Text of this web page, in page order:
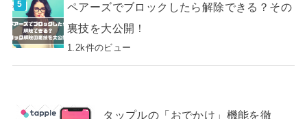
ペアーズでブロックしたら解除できる？その
裏技を大公開！
1.2k件のビュー
タップルの「おでかけ」機能を徹